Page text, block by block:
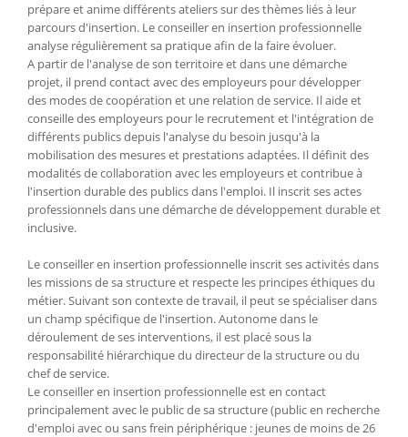
prépare et anime différents ateliers sur des thèmes liés à leur
parcours d'insertion. Le conseiller en insertion professionnelle
analyse régulièrement sa pratique afin de la faire évoluer.
A partir de l'analyse de son territoire et dans une démarche
projet, il prend contact avec des employeurs pour développer
des modes de coopération et une relation de service. Il aide et
conseille des employeurs pour le recrutement et l'intégration de
différents publics depuis l'analyse du besoin jusqu'à la
mobilisation des mesures et prestations adaptées. Il définit des
modalités de collaboration avec les employeurs et contribue à
l'insertion durable des publics dans l'emploi. Il inscrit ses actes
professionnels dans une démarche de développement durable et
inclusive.
Le conseiller en insertion professionnelle inscrit ses activités dans
les missions de sa structure et respecte les principes éthiques du
métier. Suivant son contexte de travail, il peut se spécialiser dans
un champ spécifique de l'insertion. Autonome dans le
déroulement de ses interventions, il est placé sous la
responsabilité hiérarchique du directeur de la structure ou du
chef de service.
Le conseiller en insertion professionnelle est en contact
principalement avec le public de sa structure (public en recherche
d'emploi avec ou sans frein périphérique : jeunes de moins de 26